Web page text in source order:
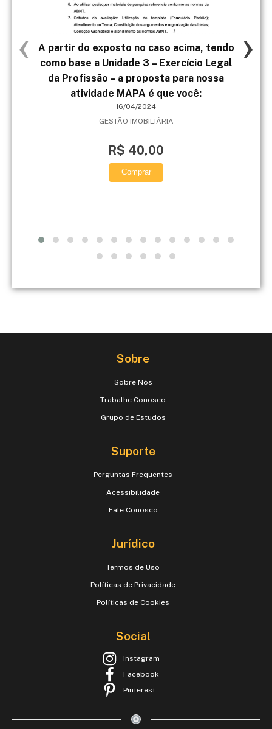
A partir do exposto no caso acima, tendo
como base a Unidade 3 – Exercício Legal
da Profissão – a proposta para nossa
atividade MAPA é que você:
16/04/2024
GESTÃO IMOBILIÁRIA
R$ 40,00
Comprar
‹ ›
Sobre
Sobre Nós
Trabalhe Conosco
Grupo de Estudos
Suporte
Perguntas Frequentes
Acessibilidade
Fale Conosco
Jurídico
Termos de Uso
Políticas de Privacidade
Políticas de Cookies
Social
Instagram
Facebook
Pinterest